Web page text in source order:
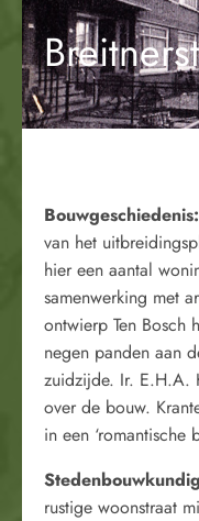
Bouwgeschiedenis:
van het
hier een aantal
samenwerking met
ontwierp Ten Bosch
negen panden aan
zuidzijde. Ir. E.H.A.
over de bouw.
in een ‘romantische
rustige woonstraat